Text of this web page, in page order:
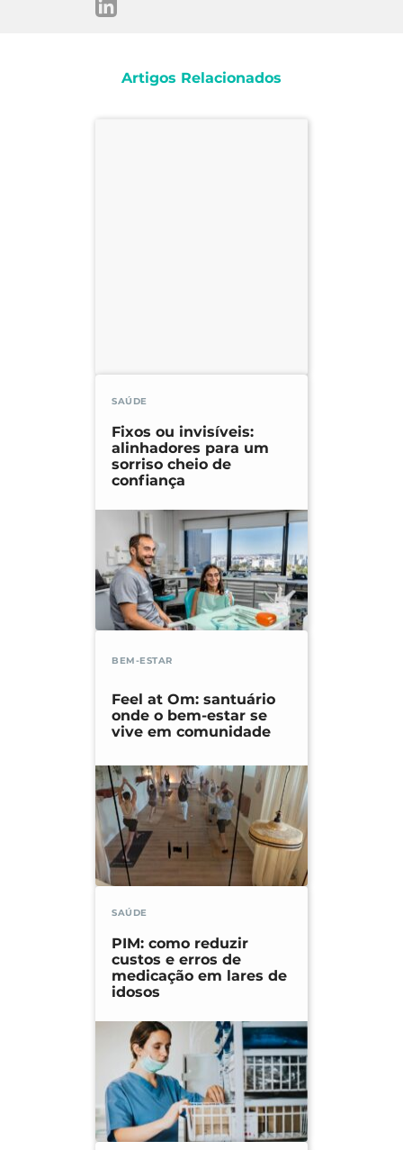
Artigos Relacionados
SAÚDE
Fixos ou invisíveis:
alinhadores para um
sorriso cheio de
confiança
BEM-ESTAR
Feel at Om: santuário
onde o bem-estar se
vive em comunidade
SAÚDE
PIM: como reduzir
custos e erros de
medicação em lares de
idosos